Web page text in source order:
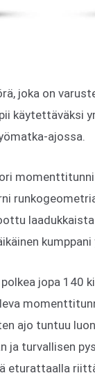
joka on
käytettäväksi
ajossa.
jopa 140
ajo tuntuu
ja turvallisen
eturattaalla